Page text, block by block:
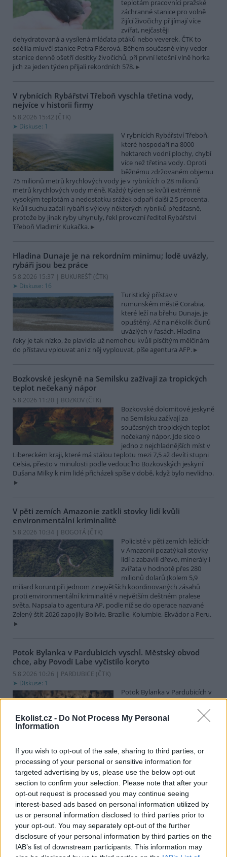
Ekolist.cz - Do Not Process My Personal
Information
If you wish to opt-out of the sale, sharing to third parties, or
processing of your personal or sensitive information for
targeted advertising by us, please use the below opt-out
section to confirm your selection. Please note that after your
opt-out request is processed you may continue seeing
interest-based ads based on personal information utilized by
us or personal information disclosed to third parties prior to
your opt-out. You may separately opt-out of the further
disclosure of your personal information by third parties on the
IAB’s list of downstream participants. This information may
teplotám pracovníci pražské
záchranné stanice pro volně
žijící živočichy přijímají více
zvířat, nejčastěji
dehydratovaná a vysílená mláďata ptáků nebo veverek. ČTK to
sdělila mluvčí stanice Petra Fišerová. Během současné vlny veder
stanice denně ošetří desítky živočichů, při první letošní vlně horka
jich za jeden týden přijali rekordních 578.
V rybnících Rybářství Třeboň vyschla třetina vody,
nejvíce v historii firmy
5.8.2026 15:42 (ČTK)
Diskuse: 1
V rybnících Rybářství Třeboň,
které hospodaří na 8000
hektarech vodní plochy, chybí
více než třetina vody. Oproti
běžnému zdržovaném objemu
75 milionů metrů krychlových vody je v rybnících o 28 milionů
metrů krychlových vody méně. Každý týden se kvůli extrémně
vysokým teplotám a nedostatku srážek odpaří další 2,5 procenta.
Kvůli suchu začali rybáři s výlovy některých rybníků předčasně,
protože by jinak ryby uhynuly, řekl provozní ředitel Rybářství
Třeboň Vladimír Kukačka.
Hladina Dunaje je na rekordním minimu; lodě uvázly,
rybáři jsou bez práce
5.8.2026 15:37 | BUKUREŠŤ (ČTK)
Diskuse: 16
Turistický přístav v
rumunském městě Corabia,
které leží na břehu Dunaje, je
opuštěný. Až na několik člunů
uvázlých v řasách. Hladina
řeky je tak nízko, že plavidla už nemohou kvůli písčitým mělčinám
do přístavu vplouvat ani z něj vyplouvat, píše agentura AFP.
Bozkovské jeskyně na Semilsku zažívají za tropických
teplot nečekaný nápor
5.8.2026 11:20 | BOZKOV (ČTK)
Bozkovské dolomitové jeskyně
na Semilsku zažívají za
současných tropických teplot
nečekaný nápor. Jde sice o
jedno z nejchladnějších míst v
Libereckém kraji, které má stálou teplotu mezi 7,5 až devíti stupni
Celsia, přesto v minulosti podle vedoucího Bozkovských jeskyní
Dušana Milky k nim lidé přicházeli spíše v době, když bylo nevlídno.
V pěti zemích Amazonie zatkli stovky lidí kvůli
environmentální kriminalitě
5.8.2026 10:34 | BOGOTÁ (ČTK)
Policisté v pěti zemích ležících
v Amazonii pozatýkali stovky
lidí a zabavili dřevo, minerály i
zvířata v hodnotě přes 280
milionů dolarů (kolem 5,9
miliard korun) při jednom z největších koordinovaných zásahů
proti environmentální kriminalitě v největším deštném pralese
světa. Napsala to agentura AP, podle níž se do operace nazvané
Zelený štít 2026 zapojily Bolívie, Brazílie, Kolumbie, Ekvádor a Peru.
Potok Bylanka v Pardubicích vyschl. Městský obvod
chce, aby Povodí Labe vyčistilo koryto
5.8.2026 10:26 | PARDUBICE (ČTK)
Diskuse: 1
Potok Bylanka v Pardubicích v
důsledku dlouhodobě nízkých
průtoků a suchého počasí
vyschl. Městský obvod VI chce
Povodí Labe. Organizace ale požadavek odmítla s tím, že údržbu
dělala už v červnu a další zásah v tuto chvíli neplánuje, zjistila ČTK.
Červený chce peníze ušetřené za rekultivaci rozdělit
obcím podle původní dohody
5.8.2026 01:29 (ČTK)
Diskuse: 2
Ministr životního prostředí
Igor Červený (Motoristé) chce
peníze, které Severní